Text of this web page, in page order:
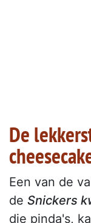
De
Een van de
de Snickers
die pinda's,